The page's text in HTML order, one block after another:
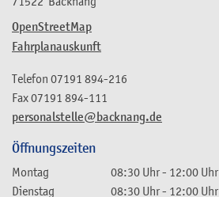
OpenStreetMap
Fahrplanauskunft
personalstelle@backnang.de
Telefon 07191 894-216
Fax07191 894-111
Öffnungszeiten
Montag 08:30 Uhr- 12:00 Uhr
Dienstag
08:30 Uhr- 12:00 Uhr